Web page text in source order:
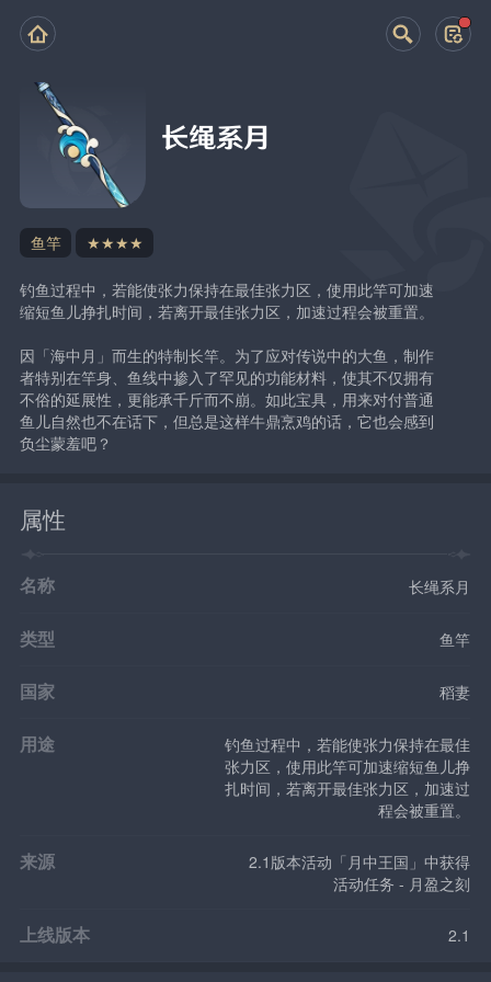
长绳系月
鱼竿 ★★★★
钓鱼过程中，若能使张力保持在最佳张力区，使用此竿可加速
缩短鱼儿挣扎时间，若离开最佳张力区，加速过程会被重置。
因「海中月」而生的特制长竿。为了应对传说中的大鱼，制作
者特别在竿身、鱼线中掺入了罕见的功能材料，使其不仅拥有
不俗的延展性，更能承千斤而不崩。如此宝具，用来对付普通
鱼儿自然也不在话下，但总是这样牛鼎烹鸡的话，它也会感到
负尘蒙羞吧？
属性
名称 长绳系月
类型 鱼竿
国家 稻妻
用途
钓鱼过程中，若能使张力保持在最佳
张力区，使用此竿可加速缩短鱼儿挣
扎时间，若离开最佳张力区，加速过
程会被重置。
来源
2.1版本活动「月中王国」中获得
活动任务 - 月盈之刻
上线版本 2.1